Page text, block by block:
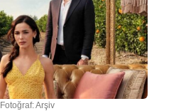
Fotoğraf: Arşiv